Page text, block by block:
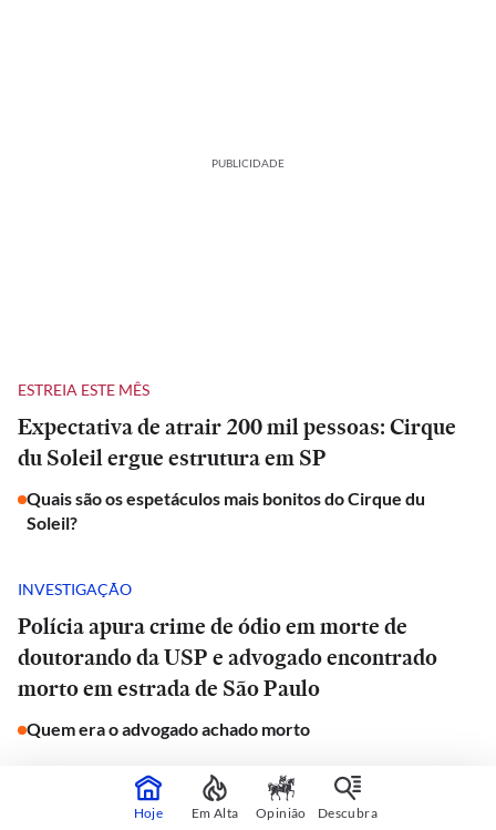
PUBLICIDADE
ESTREIA ESTE MÊS
Expectativa de atrair 200 mil pessoas: Cirque
du Soleil ergue estrutura em SP
Quais são os espetáculos mais bonitos do Cirque du
Soleil?
INVESTIGAÇÃO
Polícia apura crime de ódio em morte de
doutorando da USP e advogado encontrado
morto em estrada de São Paulo
Quem era o advogado achado morto
JORNAL DO CARRO
Hoje Em Alta Opinião Descubra